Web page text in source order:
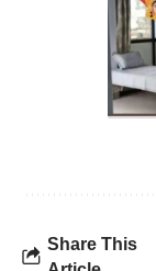
Share This